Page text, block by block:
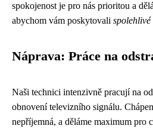
spokojenost je pro nás prioritou a
abychom vám poskytovali
Náprava: Práce na
Naši technici intenzivně pracují na
obnovení televizního signálu.
nepříjemná, a děláme maximum pro